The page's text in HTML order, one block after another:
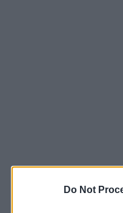
Do Not